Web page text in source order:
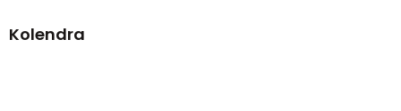
Kolendra